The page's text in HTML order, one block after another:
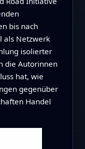
bis nach
als Netzwerk
isolierter
die Autorinnen
hat, wie
gegenüber
Handel